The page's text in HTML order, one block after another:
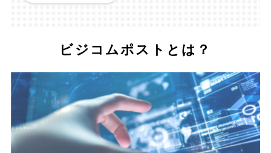
ビジコムポストとは？